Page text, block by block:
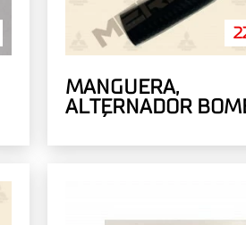
MANGUERA,
ALTERNADOR
ACEITE